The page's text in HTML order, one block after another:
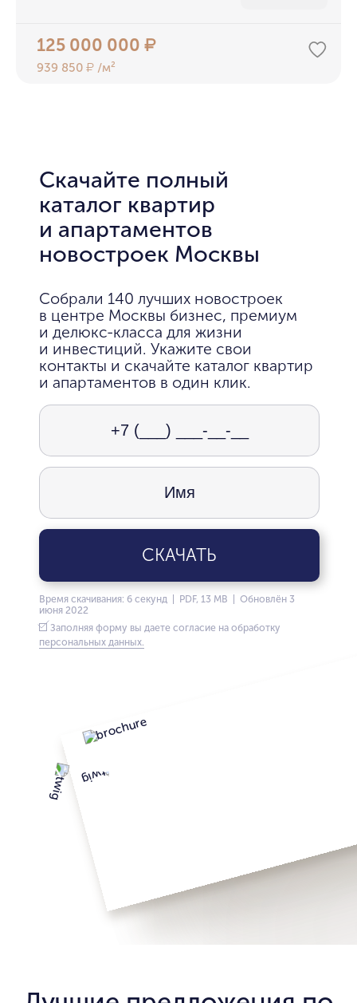
125 000 000₽
939 850₽ /м²
Скачайте полный
каталог квартир
и апартаментов
новостроек Москвы
Собрали 140 лучших новостроек
в центре Москвы бизнес, премиум
и делюкс-класса для жизни
и инвестиций. Укажите свои
контакты и скачайте каталог квартир
и апартаментов в один клик.
СКАЧАТЬ
Время скачивания: 6 секунд | PDF, 13 MB | Обновлён 3
июня 2022
Заполняя форму вы даете согласие на обработку
персональных данных.